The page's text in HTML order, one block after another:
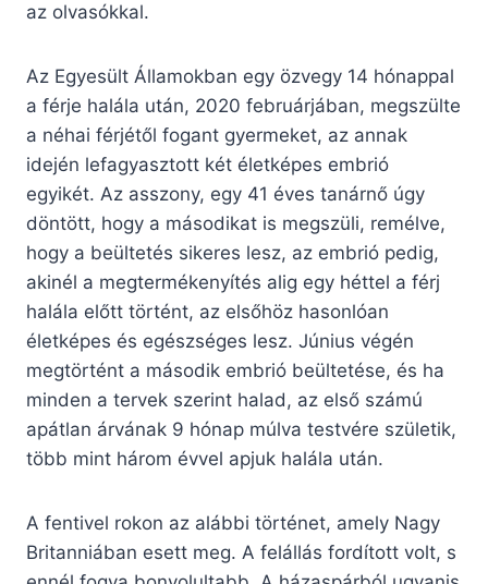
az olvasókkal.
Az Egyesült Államokban egy özvegy 14 hónappal
a férje halála után, 2020 februárjában, megszülte
a néhai férjétől fogant gyermeket, az annak
idején lefagyasztott két életképes embrió
egyikét. Az asszony, egy 41 éves tanárnő úgy
döntött, hogy a másodikat is megszüli, remélve,
hogy a beültetés sikeres lesz, az embrió pedig,
akinél a megtermékenyítés alig egy héttel a férj
halála előtt történt, az elsőhöz hasonlóan
életképes és egészséges lesz. Június végén
megtörtént a második embrió beültetése, és ha
minden a tervek szerint halad, az első számú
apátlan árvának 9 hónap múlva testvére születik,
több mint három évvel apjuk halála után.
A fentivel rokon az alábbi történet, amely Nagy
Britanniában esett meg. A felállás fordított volt, s